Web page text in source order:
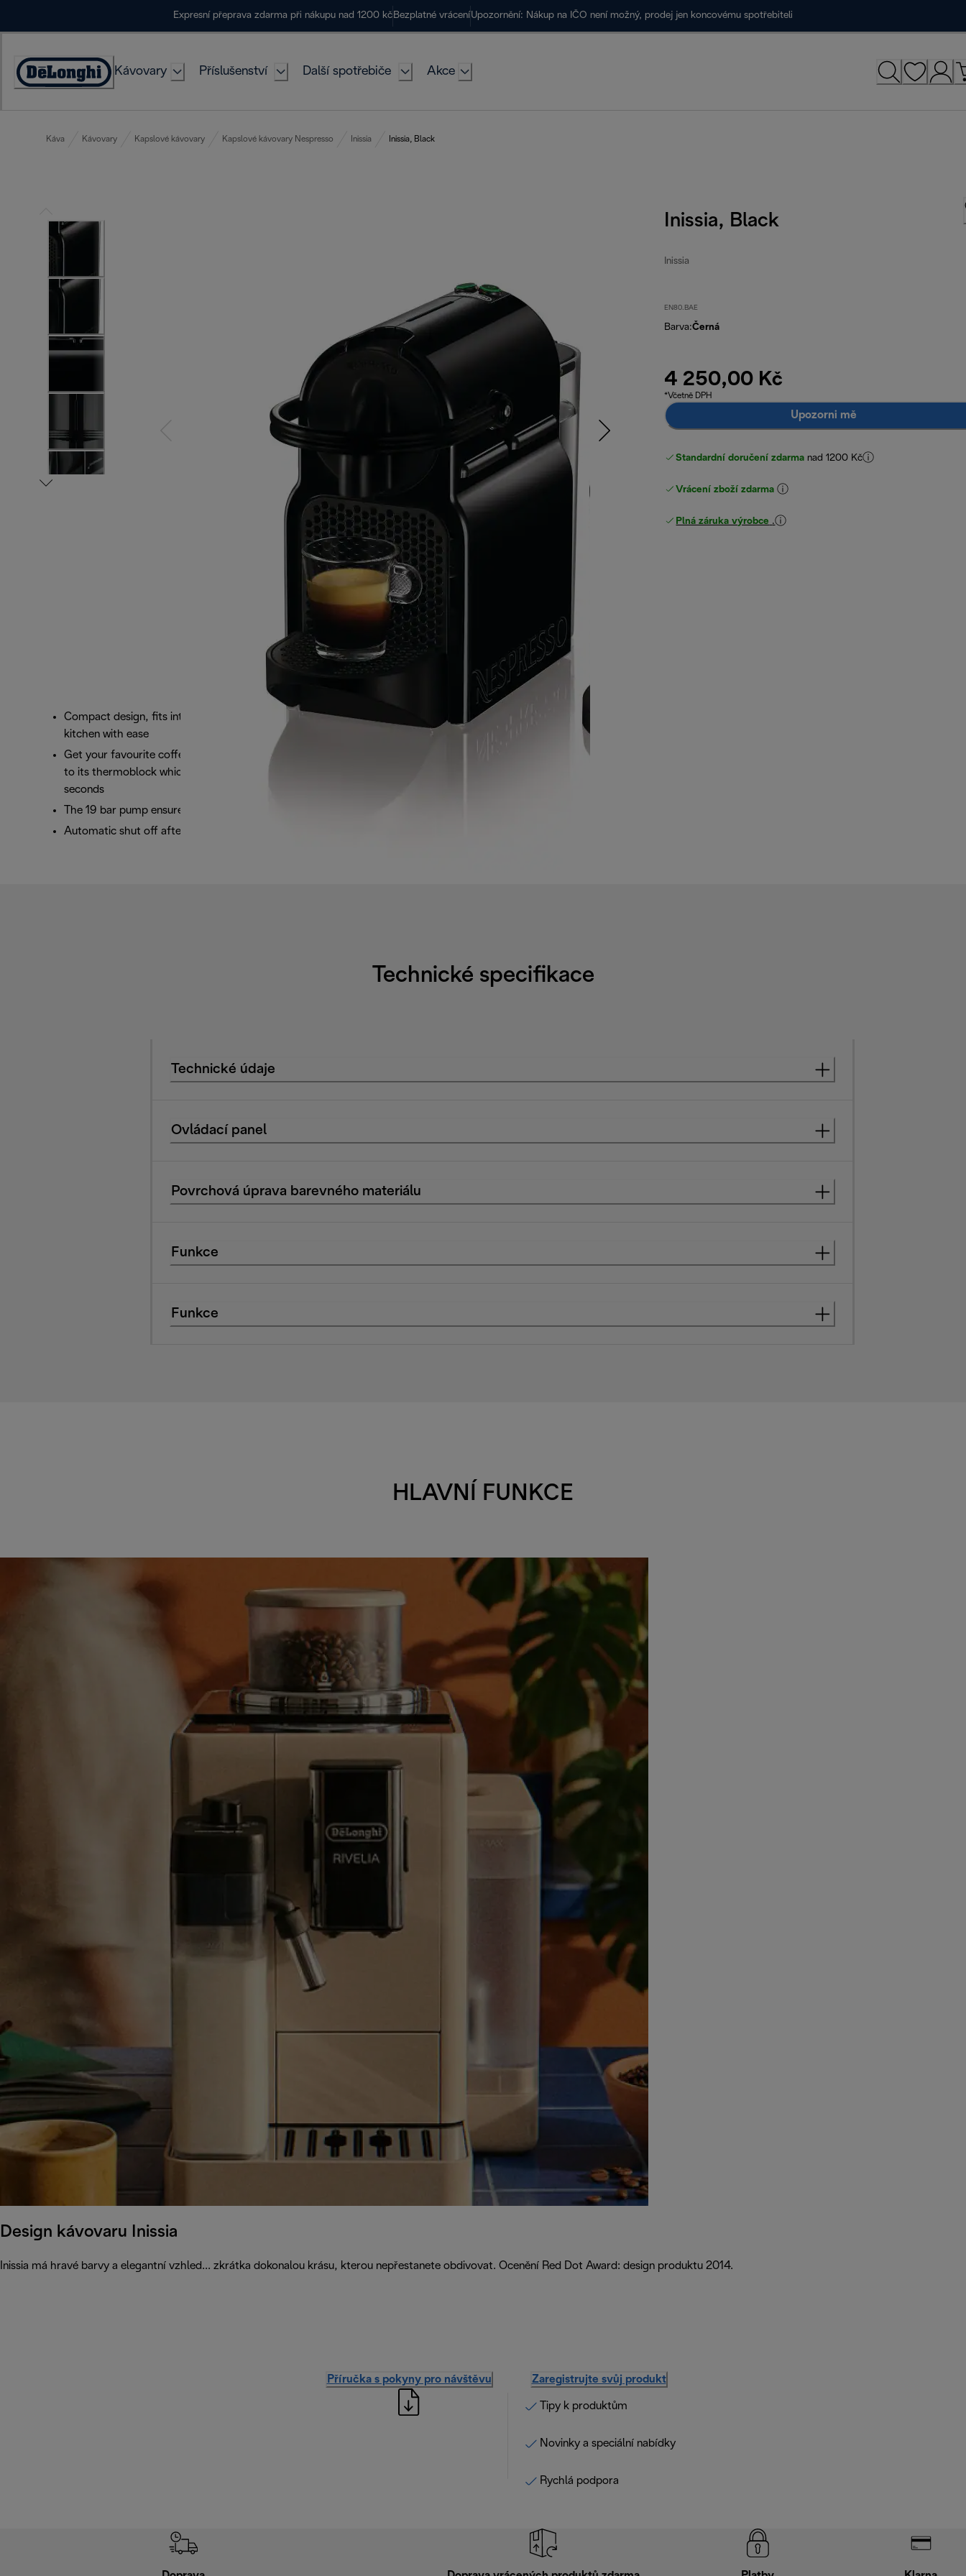
Expresní přeprava zdarma při nákupu nad 1200 kč Bezplatné vráceníUpozornění: Nákup na IČO není možný, prodej jen koncovému spotřebiteli
Accessibility
Kávovary Příslušenství Další spotřebiče Akce
Káva Kávovary Kapslové kávovary Kapslové kávovary Nespresso Inissia Inissia, Black
Inissia, Black
Inissia
EN80.BAE
Barva:Černá
4 250,00 Kč
*Včetně DPH
Upozorni mě
Standardní doručení zdarma nad 1200 Kč
Vrácení zboží zdarma
Plná záruka výrobce .
Compact design, fits into any space in your
kitchen with ease
Get your favourite coffee in record time thanks
to its thermoblock which heats the water in 25
seconds
The 19 bar pump ensures perfect results in cup
Automatic shut off after 9 minutes
Technické specifikace
Technické údaje
Ovládací panel
Povrchová úprava barevného materiálu
Funkce
Funkce
HLAVNÍ FUNKCE
Design kávovaru Inissia
Inissia má hravé barvy a elegantní vzhled... zkrátka dokonalou krásu, kterou nepřestanete obdivovat. Ocenění Red Dot Award: design produktu 2014.
Příručka s pokyny pro návštěvu Zaregistrujte svůj produkt
Tipy k produktům
Novinky a speciální nabídky
Rychlá podpora